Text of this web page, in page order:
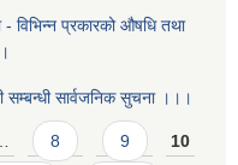
विभिन्न प्रकारको औषधि तथा
सम्बन्धी सार्वजनिक सुचना ।।।
8 9 10